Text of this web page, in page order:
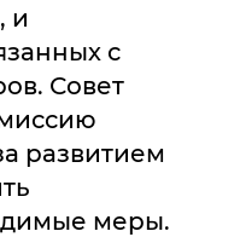
и
с
Совет
развитием
меры.